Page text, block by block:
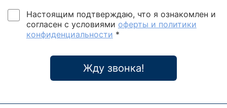
Настоящим подтверждаю, что я ознакомлен и
согласен с условиями оферты и политики
конфиденциальности *
Жду звонка!